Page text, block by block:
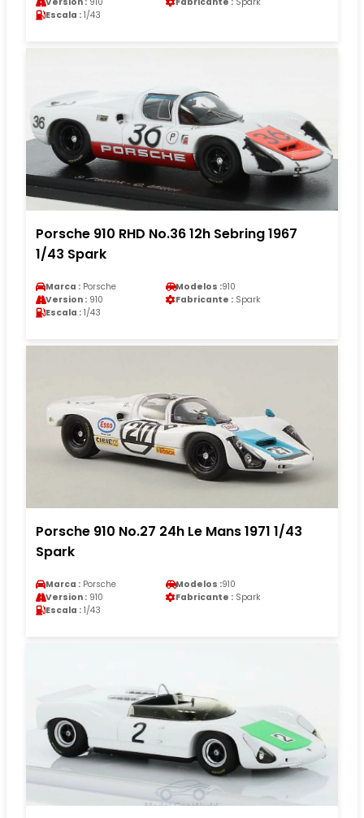
Escala : 1/43
Porsche 910 RHD No.36 12h Sebring 1967
1/43 Spark
Marca : Porsche Modelos :910
Version : 910 Fabricante : Spark
Escala : 1/43
Porsche 910 No.27 24h Le Mans 1971 1/43
Spark
Marca : Porsche Modelos :910
Version : 910 Fabricante : Spark
Escala : 1/43